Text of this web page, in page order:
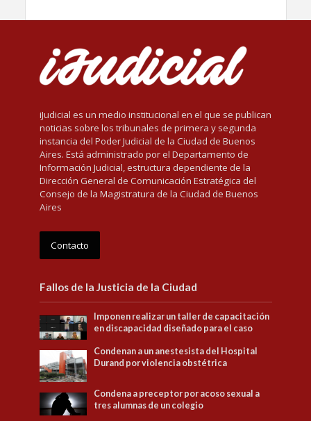
iJudicial es un medio institucional en el que se publican
noticias sobre los tribunales de primera y segunda
instancia del Poder Judicial de la Ciudad de Buenos
Aires. Está administrado por el Departamento de
Información Judicial, estructura dependiente de la
Dirección General de Comunicación Estratégica del
Consejo de la Magistratura de la Ciudad de Buenos
Aires
Contacto
Fallos de la Justicia de la Ciudad
Imponen realizar un taller de capacitación
en discapacidad diseñado para el caso
Condenan a un anestesista del Hospital
Durand por violencia obstétrica
Condena a preceptor por acoso sexual a
tres alumnas de un colegio